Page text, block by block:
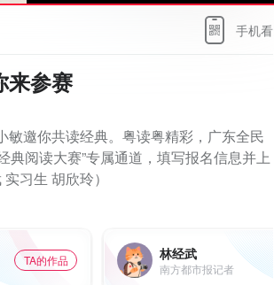
手机看
来参赛
邀你共读经典。粤读粤精彩，广东全民
阅读大赛”专属通道，填写报名信息并上
习生 胡欣玲）
TA的作品 林经武
南方都市报记者